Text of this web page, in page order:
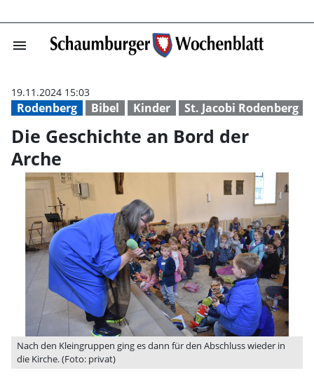
menu Die Geschichte
Rodenberg Bibel Kinder St. Jacobi Rodenberg
19.11.2024 15:03
Die Geschichte an Bord der
Arche
Nach den Kleingruppen ging es dann für den Abschluss wieder in
die Kirche. (Foto: privat)